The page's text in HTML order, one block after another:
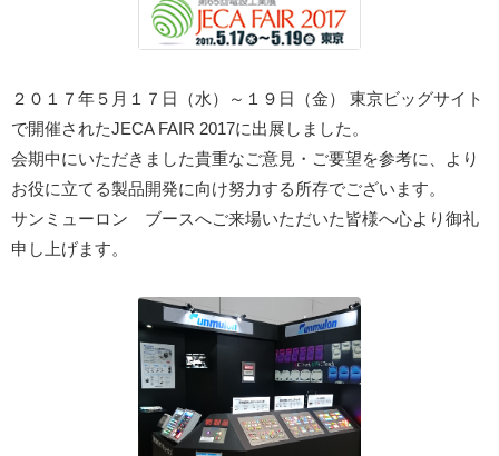
２０１７年５月１７日（水）～１９日（金） 東京ビッグサイト
で開催されたJECA FAIR 2017に出展しました。
会期中にいただきました貴重なご意見・ご要望を参考に、より
お役に立てる製品開発に向け努力する所存でございます。
サンミューロン ブースへご来場いただいた皆様へ心より御礼
申し上げます。